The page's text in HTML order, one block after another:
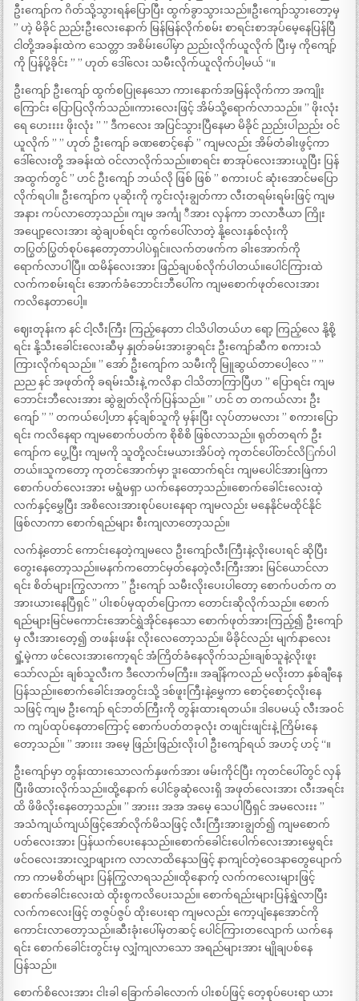
ဦးကျော်က ဂိတ်သို့သွားရန်ပြောပြီး ထွက်ခွာသွားသည်။ဦးကျော်သွားတော့မှ
” ဟဲ့ မိခိုင် ညည်းဦးလေးနောက် မြန်မြန်လိုက်စမ်း စာရင်းစာအုပ်မေ့နေပြန်ပြီ
ငါတို့အခန်းထဲက သေတ္တာ အစိမ်းပေါ်မှာ ညည်းလိုက်ယူလိုက် ပြီးမှ ကိုကျော့်
ကို ပြန်ပို့ခိုင်း ” ” ဟုတ် ဒေါ်လေး သမီးလိုက်ယူလိုက်ပါ့မယ် “။
ဦးကျော် ဦးကျော် ထွက်စပြုနေသော ကားနောက်အမြန်လိုက်ကာ အကျိုး
ကြောင်း ပြောပြလိုက်သည်။ကားလေးဖြင့် အိမ်သို့ရောက်လာသည်။ ” ဖိုးလုံး
ရေ ဟေးးးး ဖိုးလုံး ” ” ဒီကလေး အပြင်သွားပြီနေမာ မိခိုင် ညည်းပါညည်း ဝင်
ယူလိုက် ” ” ဟုတ် ဦးကျော် ခဏစောင့်နော် ” ကျမလည်း အိမ်တံခါးဖွင့်ကာ
ဒေါ်လေးတို့ အခန်းထဲ ဝင်လာလိုက်သည်။စာရင်း စာအုပ်လေးအားယူပြီး ပြန်
အထွက်တွင် ” ဟင် ဦးကျော် ဘယ်လို ဖြစ် ဖြစ် ” စကားပင် ဆုံးအောင်မပြော
လိုက်ရပါ။ ဦးကျော်က ပုဆိုးကို ကွင်းလုံးချွတ်ကာ လီးတရမ်းရမ်းဖြင့် ကျမ
အနား ကပ်လာတော့သည်။ ကျမ အင်္ကျ ီအား လှန်ကာ ဘလာဇီယာ ကြိုး
အပျော့လေးအား ဆွဲချပစ်ရင်း ထွက်ပေါ်လာတဲ့ နို့လေးနှစ်လုံးကို
တပြွတ်ပြွတ်စုပ်နေတော့တာပါပဲရှင်။လက်တဖက်က ခါးအောက်ကို
ရောက်လာပါပြီ။ ထမိန်လေးအား ဖြည်ချပစ်လိုက်ပါတယ်။ပေါင်ကြားထဲ
လက်ကစမ်းရင်း အောက်ခံဘောင်းဘီပေါ်က ကျမစောက်ဖုတ်လေးအား
ကလိနေတာပေါ့။
ဈေးတုန်းက နင် ငါ့လီးကြီး ကြည့်နေတာ ငါသိပါတယ်ဟ ရော့ ကြည့်လေ နို့စို့
ရင်း နို့သီးခေါင်းလေးဆီမှ နှုတ်ခမ်းအားခွာရင်း ဦးကျော်ဆီက စကားသံ
ကြားလိုက်ရသည်။ ” အော် ဦးကျော်က သမီးကို မြူဆွယ်တာပေါ့လေ ” ”
ညည နင် အဖုတ်ကို ခရမ်းသီးနဲ့ ကလိနာ ငါသိတာကြာပြီဟ ” ပြောရင်း ကျမ
ဘောင်းဘီလေးအား ဆွဲချွတ်လိုက်ပြန်သည်။ ” ဟင် တ တကယ်လား ဦး
ကျော် ” ” တကယ်ပေါ့ဟာ နင့်ချစ်သူကို မှန်းပြီး လုပ်တာမလား ” စကားပြော
ရင်း ကလိနေရာ ကျမစောက်ပတ်က စိုစိစိ ဖြစ်လာသည်။ ရုတ်တရက် ဦး
ကျော်က ပွေ့ပြီး ကျမကို သူတို့လင်းမယားအိပ်တဲ့ ကုတင်ပေါ်တင်လိြက်ပါ
တယ်။သူကတော့ ကုတင်အောက်မှာ ဒူးထောက်ရင်း ကျမပေါင်အားဖြဲကာ
စောက်ပတ်လေးအား မရွံမရှာ ယက်နေတော့သည်။စောက်ခေါင်းလေးထဲ့
လက်နှင့်မွှေပြီး အစိလေးအားစုပ်ပေးနေရာ ကျမလည်း မနေနိုင်မထိုင်နိုင်
ဖြစ်လာကာ စောက်ရည်များ စီးကျလာတော့သည်။
လက်နဲ့တောင် ကောင်းနေတဲ့ကျမလေ ဦးကျော်လီးကြီးနဲ့လိုးပေးရင် ဆိုပြီး
တွေးနေတော့သည်။မနက်ကတောင်မှတ်နေတဲ့လီးကြီးအား မြင်ယောင်လာ
ရင်း စိတ်များကြွလာကာ ” ဦးကျော် သမီးလိုးပေးပါတော့ စောက်ပတ်က တ
အားယားနေပြီရှင် ” ပါးစပ်မှထုတ်ပြောကာ တောင်းဆိုလိုက်သည်။ စောက်
ရည်များမြင်မကောင်းအောင်ရွှဲအိုင်နေသော စောက်ဖုတ်အားကြည့်၍ ဦးကျော်
မှ လီးအားတေ့၍ တဖန်းဖန်း လိုးလေတော့သည်။ မိခိုင်လည်း မျက်နာလေး
ရှုံ့မဲ့ကာ ဖင်လေးအားကော့ရင် အံကြိတ်ခံနေလိုက်သည်။ချစ်သူနဲ့လိုးဖူး
သော်လည်း ချစ်သူလီးက ဒီလောက်မကြီး။ အချိန်ကလည် မလိုးတာ နှစ်ချီနေ
ပြန်သည်။စောက်ခေါင်းအတွင်းသို့ ဒစ်ဖူးကြီးနဲ့မွှေကာ စောင့်စောင့်လိုးနေ
သဖြင့် ကျမ ဦးကျော် ရင်ဘတ်ကြီးကို တွန်းထားရတယ်။ ဒါပေမယ့် လီးအဝင်
က ကျပ်ထုပ်နေတာကြောင့် စောက်ပတ်တခုလုံး တဖျင်းဖျင်းနဲ့ ကြိမ်းနေ
တော့သည်။ ” အားးး အမေ့ ဖြည်းဖြည်းလိုးပါ ဦးကျော်ရယ် အဟင့် ဟင့် “။
ဦးကျော်မှာ တွန်းထားသောလက်နှဖက်အား ဖမ်းကိုင်ပြီး ကုတင်ပေါ်တွင် လှန်
ပြီးဖိထားလိုက်သည်။ထို့နောက် ပေါင်ခွဆုံလေးရှိ အဖုတ်လေးအား လီးအရင်း
ထိ ဖိဖိလိုးနေတော့သည်။ ” အားးး အအ အမေ့ သေပါပြီရှင် အမလေးးး ”
အသံကျယ်ကျယ်ဖြင့်အော်လိုက်မိသဖြင့် လီးကြီးအားချွတ်၍ ကျမစောက်
ပတ်လေးအား ပြန်ယက်ပေးနေသည်။စောက်ခေါင်းပေါက်လေးအားမွှေရင်း
ဖင်ဝလေးအားလျှာဖျားက လာလာထိနေသဖြင့် နာကျင်တဲ့ဝေဒနာတွေပျောက်
ကာ ကာမစိတ်များ ပြန်ကြွလာရသည်။ထိုနောက့် လက်ကလေးများဖြင့်
စောက်ခေါင်းလေးထဲ ထိုးစွကလိပေးသည်။ စောက်ရည်းများပြန်ရွှဲလာပြီး
လက်ကလေးဖြင့် တဇွပ်ဇွပ် ထိုးပေးရာ ကျမလည်း ကော့ပျံနေအောင်ကို
ကောင်းလာတော့သည်။ဆီးခုံးပေါ်မှတဆင့် ပေါင်ကြားတလျောက် ယက်နေ
ရင်း စောက်ခေါင်းတွင်းမှ လျှံကျလာသော အရည်များအား မျိုချပစ်နေ
ပြန်သည်။
စောက်စိလေးအား ငါးခါ ခြောက်ခါလောက် ပါးစပ်ဖြင့် တေ့စုပ်ပေးရာ ယား